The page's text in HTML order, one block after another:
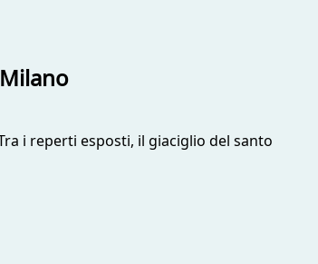
i reperti esposti, il giaciglio del santo